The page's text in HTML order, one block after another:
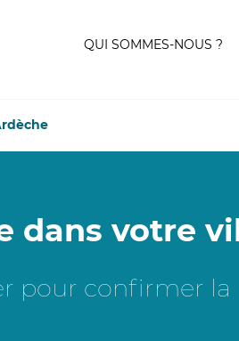
QUI SOMMES-NOUS ?
dans votre
pour confirmer la